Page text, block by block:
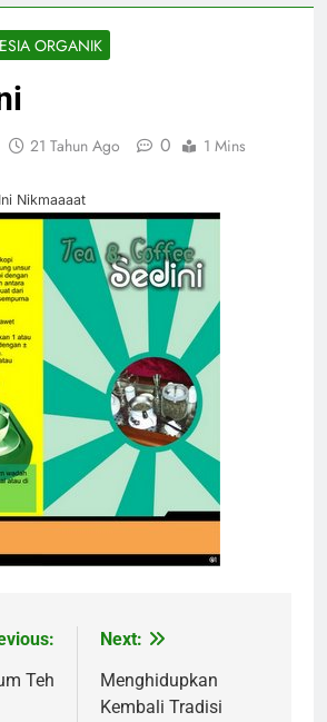
ORGANIK
21 Tahun Ago 0 1 Mins
Nikmaaaat
Teh
Next:
Menghidupkan
Kembali Tradisi